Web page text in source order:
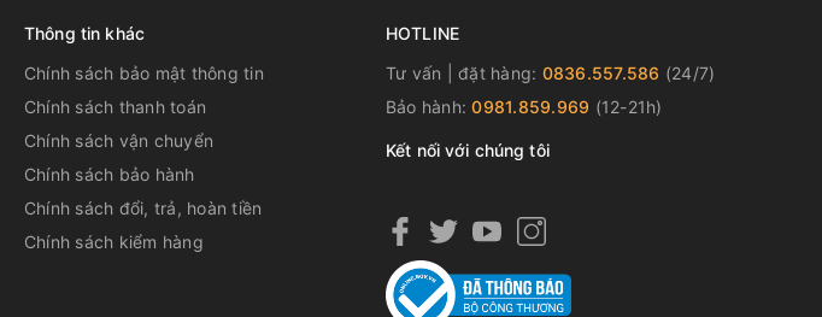
Thông tin khác
Chính sách bảo mật thông tin
Chính sách thanh toán
Chính sách vận chuyển
Chính sách bảo hành
Chính sách đổi, trả, hoàn tiền
Chính sách kiểm hàng
HOTLINE
Tư vấn | đặt hàng: 0836.557.586 (24/7)
Bảo hành:0981.859.969 (12-21h)
Kết nối với chúng tôi